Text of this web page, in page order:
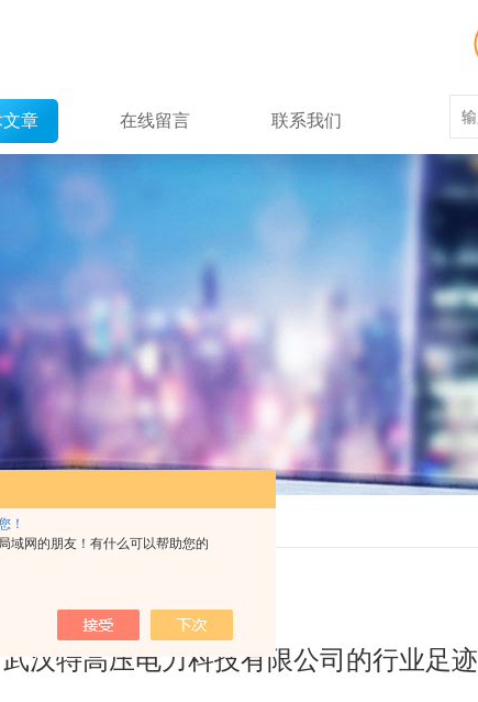
！
域网的朋友！有什么可以帮助您的
章 在线留言 联系我们
足迹
汉特高压电力科技有限公司的行业足迹